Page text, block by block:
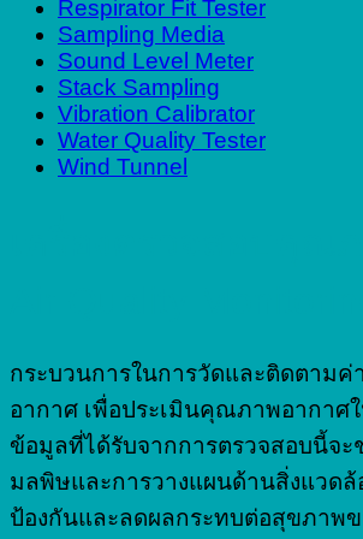
Respirator Fit Tester
Sampling Media
Sound Level Meter
Stack Sampling
Vibration Calibrator
Water Quality Tester
Wind Tunnel
กระบวนการในการวัดและติดตาม
อากาศ เพื่อประเมินคุณภาพอากาศ
ข้อมูลที่ได้รับจากการตรวจสอบนี้จะ
มลพิษและการวางแผนด้านสิ่งแวดล้
ป้องกันและลดผลกระทบต่อสุขภาพ